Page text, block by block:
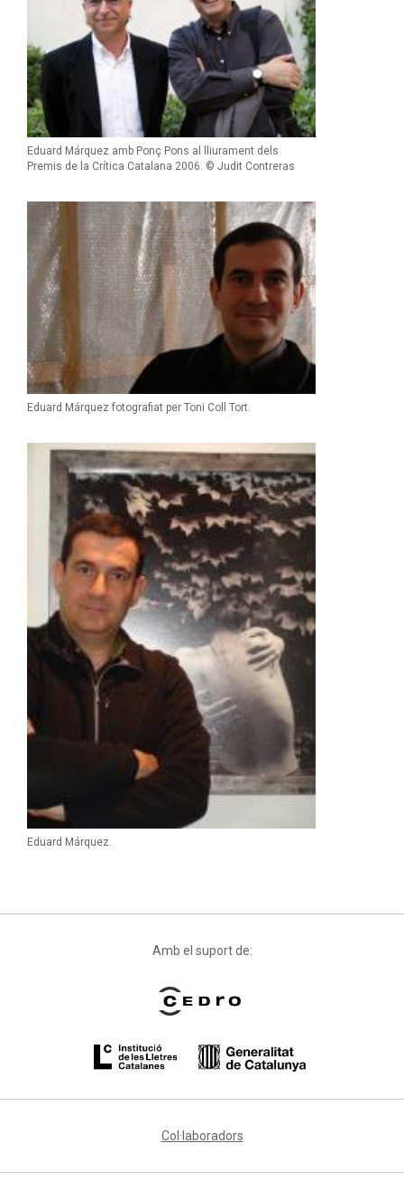
Eduard Márquez amb Ponç Pons al lliurament dels
Premis de la Crítica Catalana 2006. © Judit Contreras
Eduard Márquez fotografiat per Toni Coll Tort.
Eduard Márquez.
Amb el suport de:
Col·laboradors